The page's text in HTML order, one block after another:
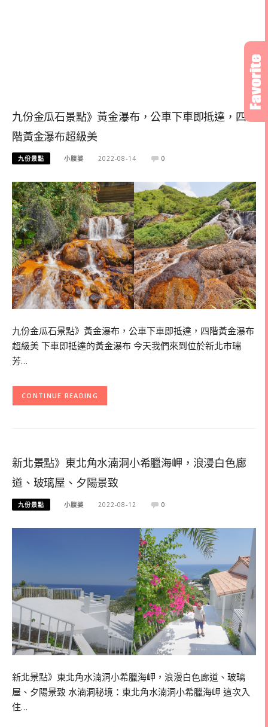
九份金瓜石景點》黃金瀑布，公車下車即抵達，四
階黃金瀑布超級美
九份景點 小腹婆 2022-08-14 0
九份金瓜石景點》黃金瀑布，公車下車即抵達，四階黃金瀑布
超級美 下車即抵達的黃金瀑布 今天我們來到位於新北市瑞
芳…
CONTINUE READING
新北景點》東北角水湳洞小希臘海岬，浪漫白色廊
道、玻璃屋、夕陽景致
九份景點 小腹婆 2022-08-12 0
新北景點》東北角水湳洞小希臘海岬，浪漫白色廊道、玻璃
屋、夕陽景致 水湳洞秘境：東北角水湳洞小希臘海岬 這次入
住…